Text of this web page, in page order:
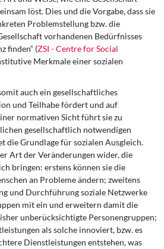
löst. Dies und die Vorgabe, dass sie
Problemstellung bzw. die
vorhandenen Bedürfnisses
finden“ (ZSI - Centre for Social
Merkmale einer sozialen
auch ein gesellschaftliches
und Teilhabe fördert und auf
normativen Sicht führt sie zu
gesellschaftlich notwendigen
die Grundlage für sozialen Ausgleich.
Art der Veränderungen wider, die
bringen: erstens können sie die
an Probleme ändern; zweitens
und Durchführung soziale Netzwerke
mit ein und erweitern damit die
unberücksichtigte Personengruppen;
als solche innoviert, bzw. es
Dienstleistungen entstehen, was